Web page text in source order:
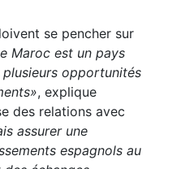
se pencher sur
Maroc est un pays
opportunités
, explique
des relations avec
assurer une
espagnols au